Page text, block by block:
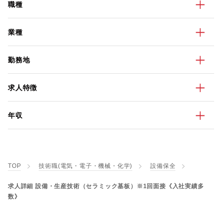
職種
業種
勤務地
求人特徴
年収
TOP 技術職(電気・電子・機械・化学) 設備保全
求人詳細 設備・生産技術（セラミック基板）※1回面接《入社実績多
数》